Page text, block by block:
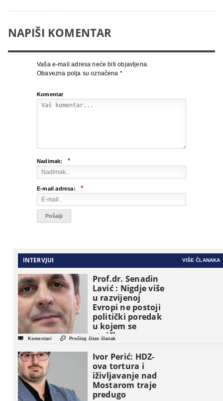
NAPIŠI KOMENTAR
Vaša e-mail adresa neće biti objavljena.
Obavezna polja su označena *
Komentar
Nadimak: *
E-mail adresa: *
INTERVJUI VIŠE ČLANAKA
Prof.dr. Senadin
Lavić : Nigdje više
u razvijenoj
Evropi ne postoji
politički poredak
u kojem se
etničke grupe
pojavljuju kao
osnovne
političke jedinice
 Komentari  Pročitaj čitav članak
Ivor Perić: HDZ-
ova tortura i
iživljavanje nad
Mostarom traje
predugo